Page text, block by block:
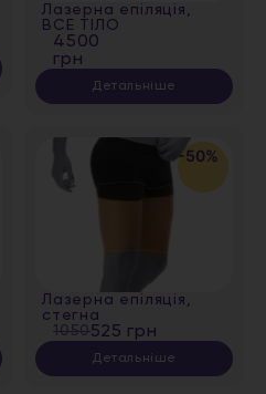
Лазерна епіляція,
ВСЕ ТІЛО
4500
грн
Детальніше
Лазерна епіляція,
стегна
1050525 грн
Детальніше
-50%